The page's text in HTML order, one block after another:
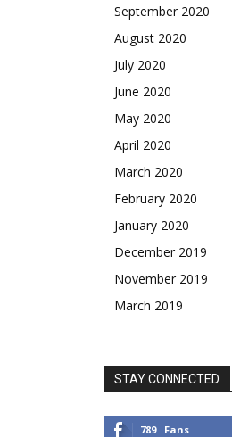
September 2020
August 2020
July 2020
June 2020
May 2020
April 2020
March 2020
February 2020
January 2020
December 2019
November 2019
March 2019
STAY CONNECTED
789 Fans